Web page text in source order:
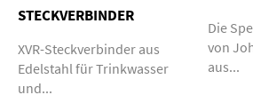
STECKVERBINDER
XVR-Steckverbinder aus
Edelstahl für Trinkwasser
und...
Die
von
aus...